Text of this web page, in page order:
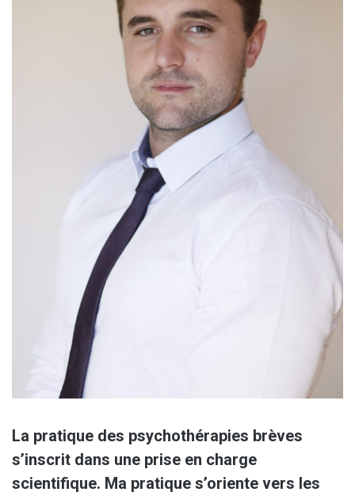
La pratique des psychothérapies brèves
s’inscrit dans une prise en charge
scientifique. Ma pratique s’oriente vers les